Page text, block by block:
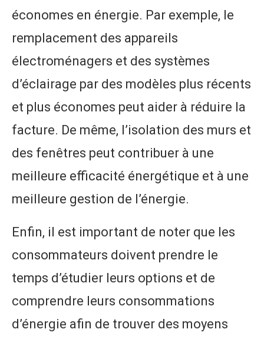
économes en énergie. Par exemple, le
remplacement des appareils
électroménagers et des systèmes
d’éclairage par des modèles plus récents
et plus économes peut aider à réduire la
facture. De même, l’isolation des murs et
des fenêtres peut contribuer à une
meilleure efficacité énergétique et à une
meilleure gestion de l’énergie.
Enfin, il est important de noter que les
consommateurs doivent prendre le
temps d’étudier leurs options et de
comprendre leurs consommations
d’énergie afin de trouver des moyens